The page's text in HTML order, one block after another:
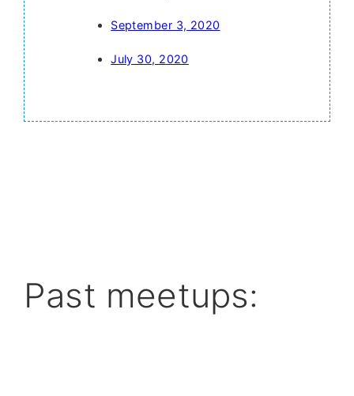
September 3, 2020
July 30, 2020
Past meetups: